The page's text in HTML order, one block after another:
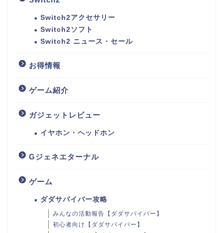
Switch2アクセサリー
Switch2ソフト
Switch2 ニュース・セール
お得情報
ゲーム紹介
ガジェットレビュー
イヤホン・ヘッドホン
Gジェネエターナル
ゲーム
ダダサバイバー攻略
みんなの活動報告【ダダサバイバー】
初心者向け【ダダサバイバー】